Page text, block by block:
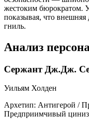
жестоким бюрократом.
показывая, что внешняя
гниль.
Анализ
Сержант Дж.Дж.
Уильям Холден
Архетип: Антигерой /
Предприимчивый